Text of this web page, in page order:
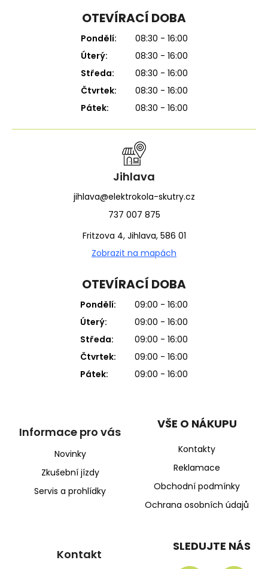
OTEVÍRACÍ DOBA
Pondělí:
08:30 - 16:00
Úterý:
08:30 - 16:00
Středa:
08:30 - 16:00
Čtvrtek:
08:30 - 16:00
Pátek:
08:30 - 16:00
Jihlava
jihlava@elektrokola-skutry.cz
737 007 875
Fritzova 4, Jihlava, 586 01
Zobrazit na mapách
OTEVÍRACÍ DOBA
Pondělí:
09:00 - 16:00
Úterý:
09:00 - 16:00
Středa:
09:00 - 16:00
Čtvrtek:
09:00 - 16:00
Pátek:
09:00 - 16:00
Informace pro vás
Novinky
Zkušební jízdy
Servis a prohlídky
VŠE O NÁKUPU
Kontakty
Reklamace
Obchodní podmínky
Ochrana osobních údajů
Kontakt
SLEDUJTE NÁS